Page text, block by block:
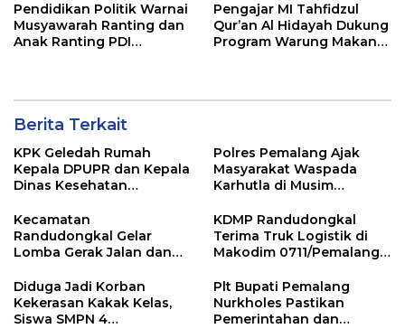
Pendidikan Politik Warnai
Musyawarah Ranting dan
Anak Ranting PDI
Pengajar MI Tahfidzul
Qur’an Al Hidayah Dukung
Program Warung Makan
Berita Terkait
KPK Geledah Rumah
Kepala DPUPR dan Kepala
Dinas Kesehatan
Polres Pemalang Ajak
Masyarakat Waspada
Karhutla di Musim
Kecamatan
Randudongkal Gelar
Lomba Gerak Jalan dan
HUT RI ke-81
KDMP Randudongkal
Terima Truk Logistik di
Makodim 0711/Pemalang
Desa
Diduga Jadi Korban
Kekerasan Kakak Kelas,
Siswa SMPN 4
Plt Bupati Pemalang
Nurkholes Pastikan
Pemerintahan dan